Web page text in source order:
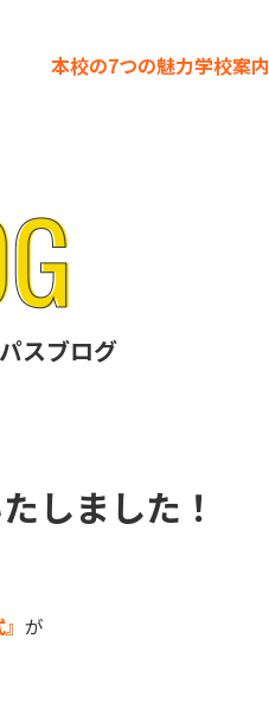
本校の7つの魅力学校案内
スブログ
しました！
が